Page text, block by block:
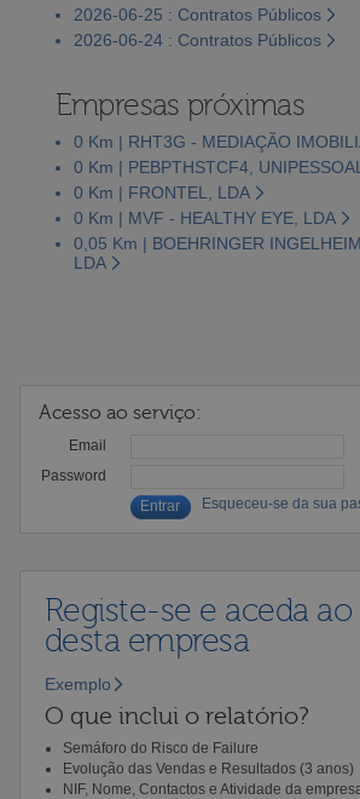
2026-06-25 : Contratos Públicos
2026-06-24 : Contratos Públicos
Empresas próximas
0 Km | RHT3G - MEDIAÇÃO
0 Km | PEBPTHSTCF4,
0 Km | FRONTEL, LDA
0 Km | MVF - HEALTHY EYE, LDA
0,05 Km | BOEHRINGER
LDA
Acesso ao serviço:
Email
Password
Esqueceu-se da sua
Registe-se e aceda
desta empresa
Exemplo
O que inclui o relatório?
Semáforo do Risco de Failure
Evolução das Vendas e Resultados (3 anos)
NIF, Nome, Contactos e Atividade da